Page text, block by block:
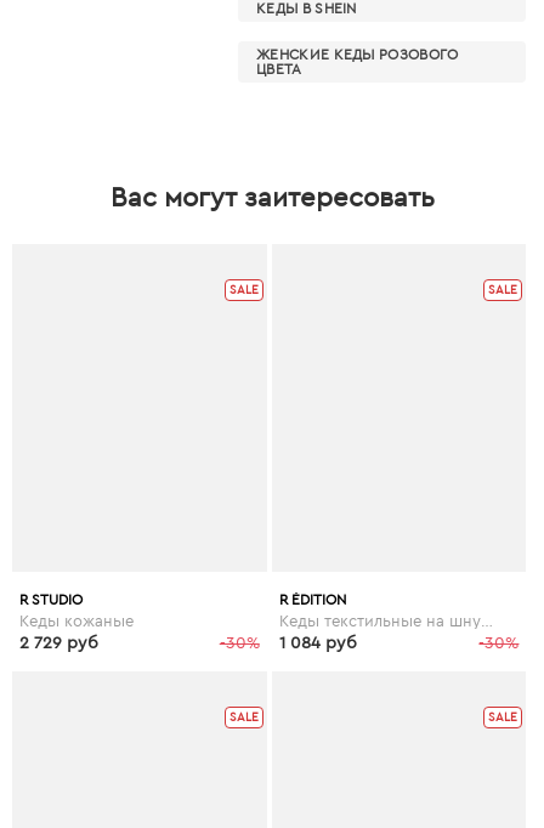
КЕДЫ В SHEIN
ЖЕНСКИЕ КЕДЫ РОЗОВОГО
ЦВЕТА
Вас могут заитересовать
SALE
R STUDIO
Кеды кожаные
-30%
2 729 руб
SALE
R ÉDITION
Кеды текстильные на шнуровке
-30%
1 084 руб
SALE SALE